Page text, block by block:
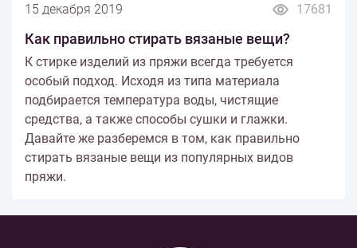
17681
15 декабря 2019
Как правильно стирать вязаные вещи?
К стирке изделий из пряжи всегда требуется
особый подход. Исходя из типа материала
подбирается температура воды, чистящие
средства, а также способы сушки и глажки.
Давайте же разберемся в том, как правильно
стирать вязаные вещи из популярных видов
пряжи.